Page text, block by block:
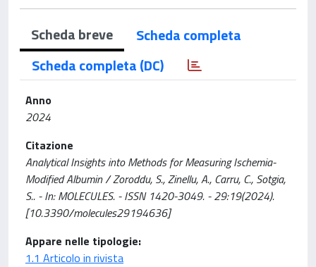
Scheda breve
Scheda completa
Scheda completa (DC)
Anno
2024
Citazione
Analytical Insights into Methods for Measuring Ischemia-
Modified Albumin / Zoroddu, S., Zinellu, A., Carru, C., Sotgia,
S.. - In: MOLECULES. - ISSN 1420-3049. - 29:19(2024).
[10.3390/molecules29194636]
Appare nelle tipologie:
1.1 Articolo in rivista